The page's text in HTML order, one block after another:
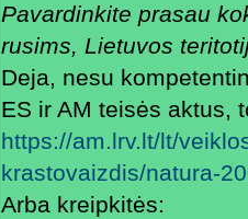
Pavardinkite prasau
rusims, Lietuvos
Deja, nesu
ES ir AM teisės aktus,
https://am.lrv.lt/lt/
krastovaizdis/natura-
Arba kreipkitės: